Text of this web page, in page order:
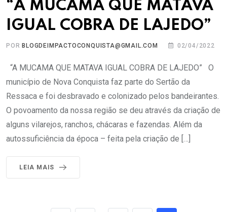
“A MUCAMA QUE MATAVA
IGUAL COBRA DE LAJEDO”
POR BLOGDEIMPACTOCONQUISTA@GMAIL.COM 02/04/2022
“A MUCAMA QUE MATAVA IGUAL COBRA DE LAJEDO” O
município de Nova Conquista faz parte do Sertão da
Ressaca e foi desbravado e colonizado pelos bandeirantes.
O povoamento da nossa região se deu através da criação de
alguns vilarejos, ranchos, chácaras e fazendas. Além da
autossuficiência da época – feita pela criação de […]
LEIA MAIS